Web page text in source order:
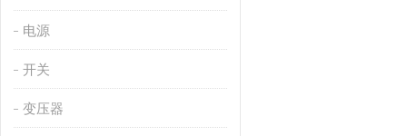
电源
开关
变压器